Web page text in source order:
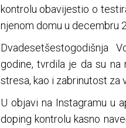
kontrolu obavijestio o
njenom domu u decembru
Dvadesetšestogodišnja
godine, tvrdila je da su na
stresa, kao i zabrinutost za
U objavi na Instagramu u
doping kontrolu kasno